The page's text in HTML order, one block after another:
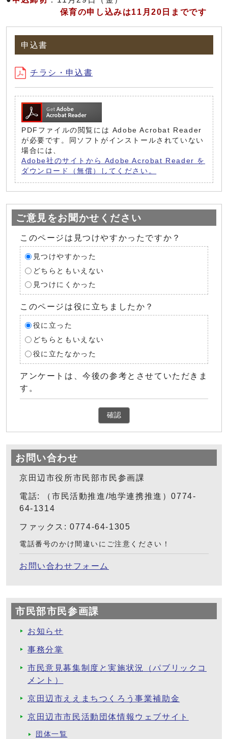
保育の申し込みは11月20日までです
申込書
チラシ・申込書
PDFファイルの閲覧には Adobe Acrobat Reader
が必要です。同ソフトがインストールされていない
場合には、
Adobe社のサイトから Adobe Acrobat Reader を
ダウンロード（無償）してください。
ご意見をお聞かせください
このページは見つけやすかったですか？
見つけやすかった
どちらともいえない
見つけにくかった
このページは役に立ちましたか？
役に立った
どちらともいえない
役に立たなかった
アンケートは、今後の参考とさせていただきま
す。
確認
お問い合わせ
京田辺市役所市民部市民参画課
電話: （市民活動推進/地学連携推進）0774-
64-1314
ファックス: 0774-64-1305
電話番号のかけ間違いにご注意ください！
お問い合わせフォーム
市民部市民参画課
お知らせ
事務分掌
市民意見募集制度と実施状況（パブリックコ
メント）
京田辺市ええまちつくろう事業補助金
京田辺市市民活動団体情報ウェブサイト
団体一覧